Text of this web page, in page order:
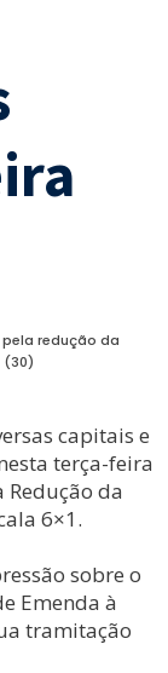
redução da
capitais e
terça-feira
da
6×1.
sobre o
Emenda à
tramitação